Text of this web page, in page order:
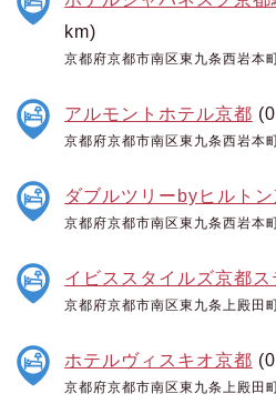
km)
京都府京都市南区東九条西岩本
アルモントホテル京都
京都府京都市南区東九条西岩本
ダブルツリーbyヒルト
京都府京都市南区東九条西岩本
イビススタイルズ京都ス
京都府京都市南区東九条上殿田
ホテルヴィスキオ京都
京都府京都市南区東九条上殿田